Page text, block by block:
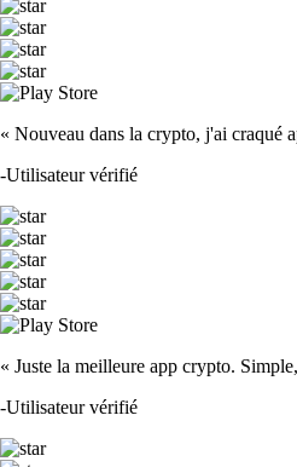
« Nouveau dans la crypto, j'ai craqué
-Utilisateur vérifié
« Juste la meilleure app crypto.
-Utilisateur vérifié